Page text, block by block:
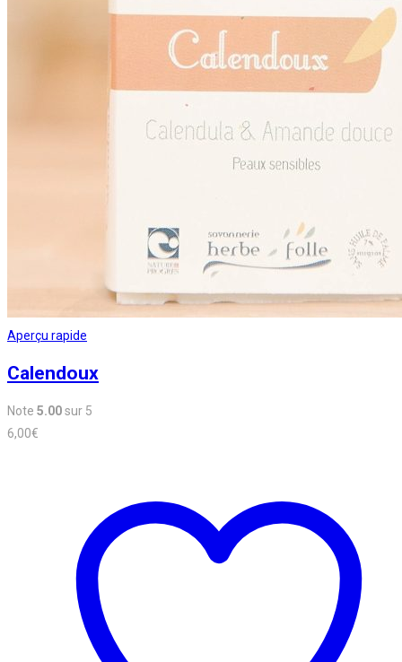
Aperçu rapide
Calendoux
Note 5.00sur 5
6,00€